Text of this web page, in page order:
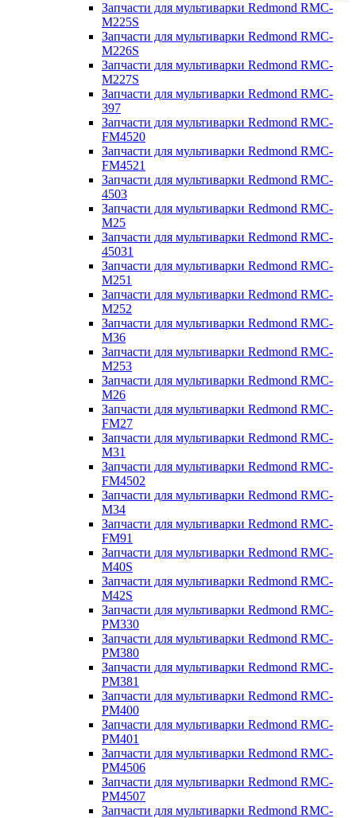
Запчасти для мультиварки Redmond RMC-
M225S
Запчасти для мультиварки Redmond RMC-
M226S
Запчасти для мультиварки Redmond RMC-
M227S
Запчасти для мультиварки Redmond RMC-
397
Запчасти для мультиварки Redmond RMC-
FM4520
Запчасти для мультиварки Redmond RMC-
FM4521
Запчасти для мультиварки Redmond RMC-
4503
Запчасти для мультиварки Redmond RMC-
M25
Запчасти для мультиварки Redmond RMC-
45031
Запчасти для мультиварки Redmond RMC-
M251
Запчасти для мультиварки Redmond RMC-
M252
Запчасти для мультиварки Redmond RMC-
M36
Запчасти для мультиварки Redmond RMC-
M253
Запчасти для мультиварки Redmond RMC-
M26
Запчасти для мультиварки Redmond RMC-
FM27
Запчасти для мультиварки Redmond RMC-
M31
Запчасти для мультиварки Redmond RMC-
FM4502
Запчасти для мультиварки Redmond RMC-
M34
Запчасти для мультиварки Redmond RMC-
FM91
Запчасти для мультиварки Redmond RMC-
M40S
Запчасти для мультиварки Redmond RMC-
M42S
Запчасти для мультиварки Redmond RMC-
PM330
Запчасти для мультиварки Redmond RMC-
PM380
Запчасти для мультиварки Redmond RMC-
PM381
Запчасти для мультиварки Redmond RMC-
PM400
Запчасти для мультиварки Redmond RMC-
PM401
Запчасти для мультиварки Redmond RMC-
PM4506
Запчасти для мультиварки Redmond RMC-
PM4507
Запчасти для мультиварки Redmond RMC-